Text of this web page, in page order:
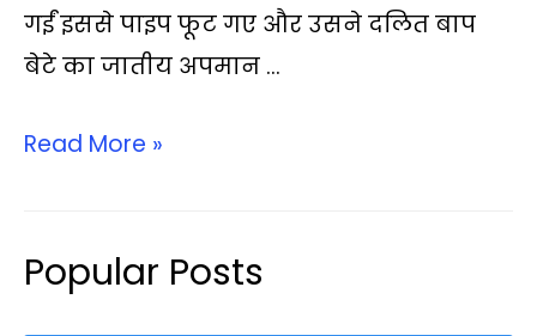
गईं इससे पाइप फूट गए और उसने दलित बाप
बेटे का जातीय अपमान …
Read More »
Popular Posts